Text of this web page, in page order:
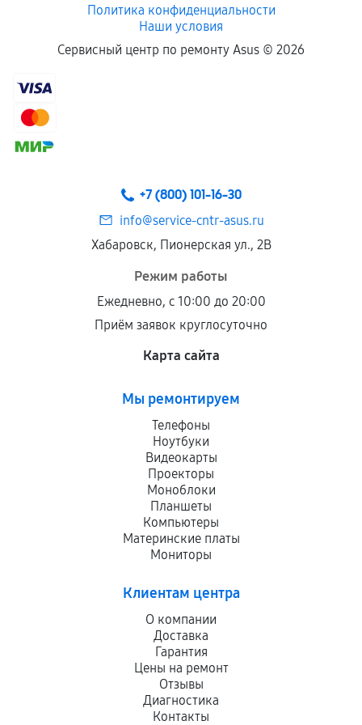
Политика конфиденциальности
Наши условия
Сервисный центр по ремонту Asus © 2026
+7 (800) 101-16-30
info@service-cntr-asus.ru
Хабаровск, Пионерская ул., 2В
Режим работы
Ежедневно, с 10:00 до 20:00
Приём заявок круглосуточно
Карта сайта
Мы ремонтируем
Телефоны
Ноутбуки
Видеокарты
Проекторы
Моноблоки
Планшеты
Компьютеры
Материнские платы
Мониторы
Клиентам центра
О компании
Доставка
Гарантия
Цены на ремонт
Отзывы
Диагностика
Контакты